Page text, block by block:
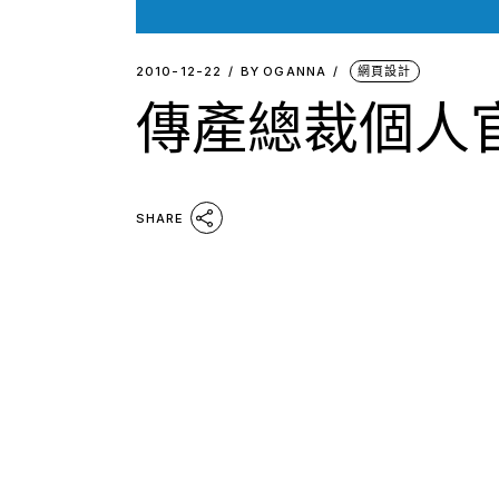
2010-12-22 BY OGANNA 網頁設計
傳產總裁個人
SHARE